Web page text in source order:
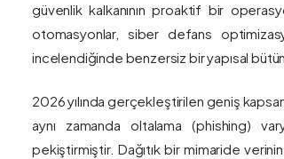
güvenlik kalkanının proaktif bir
otomasyonlar, siber defans
incelendiğinde benzersiz bir yapısal
2026 yılında gerçekleştirilen geniş
aynı zamanda oltalama (phishing)
pekiştirmiştir. Dağıtık bir mimaride